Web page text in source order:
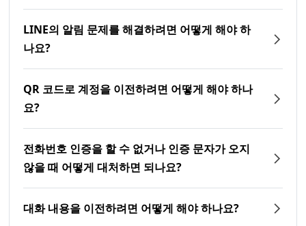
LINE의 알림 문제를 해결하려면 어떻게 해야 하
나요?
QR 코드로 계정을 이전하려면 어떻게 해야 하나
요?
전화번호 인증을 할 수 없거나 인증 문자가 오지
않을 때 어떻게 대처하면 되나요?
대화 내용을 이전하려면 어떻게 해야 하나요?